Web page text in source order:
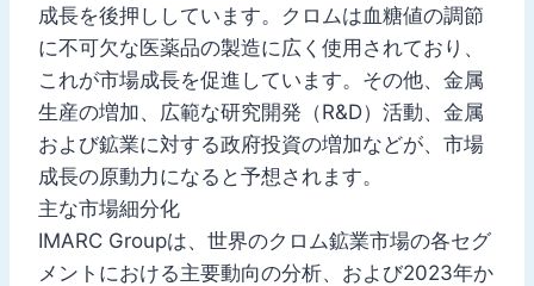
成長を後押ししています。クロムは血糖値の調節
に不可欠な医薬品の製造に広く使用されており、
これが市場成長を促進しています。その他、金属
生産の増加、広範な研究開発（R&D）活動、金属
および鉱業に対する政府投資の増加などが、市場
成長の原動力になると予想されます。
主な市場細分化
IMARC Groupは、世界のクロム鉱業市場の各セグ
メントにおける主要動向の分析、および2023年か